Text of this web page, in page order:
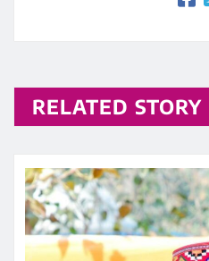
RELATED STORY